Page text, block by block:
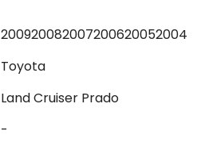
200920082007200620052004
Toyota
Land Cruiser Prado
-